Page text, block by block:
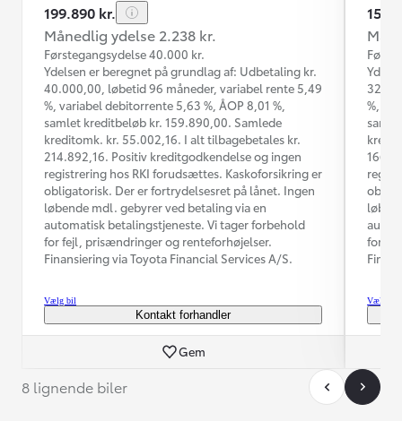
199.890 kr.
Månedlig ydelse 2.238 kr.
Førstegangsydelse 40.000 kr.
Ydelsen er beregnet på grundlag af: Udbetaling kr.
40.000,00, løbetid 96 måneder, variabel rente 5,49
%, variabel debitorrente 5,63 %, ÅOP 8,01 %,
samlet kreditbeløb kr. 159.890,00. Samlede
kreditomk. kr. 55.002,16. I alt tilbagebetales kr.
214.892,16. Positiv kreditgodkendelse og ingen
registrering hos RKI forudsættes. Kaskoforsikring er
obligatorisk. Der er fortrydelsesret på lånet. Ingen
løbende mdl. gebyrer ved betaling via en
automatisk betalingstjeneste. Vi tager forbehold
for fejl, prisændringer og renteforhøjelser.
Finansiering via Toyota Financial Services A/S.
Vælg bil
Kontakt forhandler
Gem
%,
for
Vælg bil
8 lignende biler